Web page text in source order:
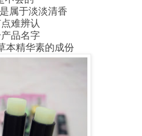
属于淡淡清香
难辨认
品名字
本精华素的成份